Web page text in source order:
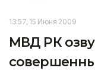
13:57, 15 Июня 2009
МВД РК